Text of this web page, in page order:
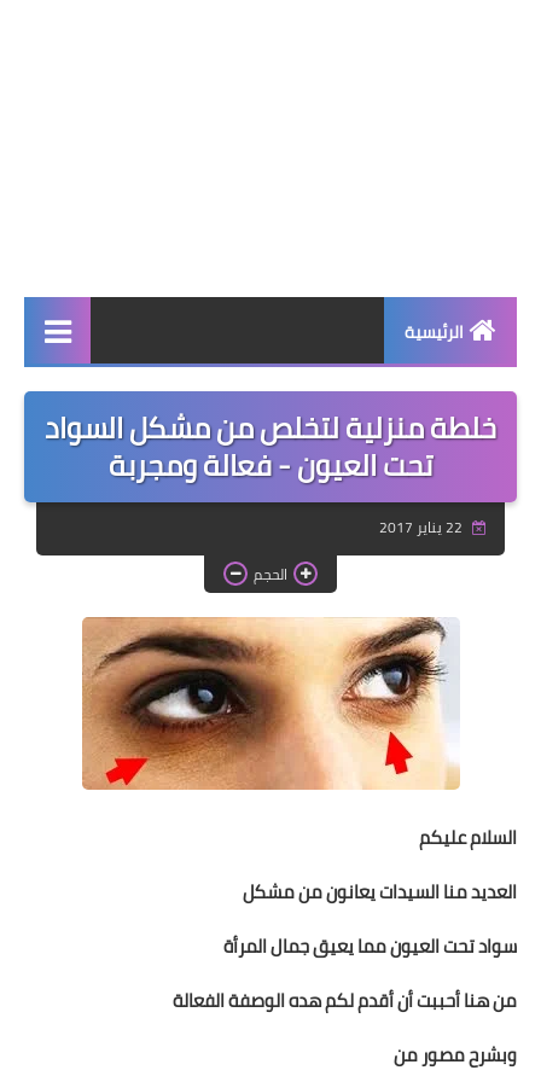
الرئيسية
صحة وجمال
نصائح ومعلومات
الخياطة التقليدية
دروس الراندة للمبتدئات
اللباس التقليدي
خلطة منزلية لتخلص من مشكل السواد
تحت العيون - فعالة ومجربة
الحجم
السلام عليكم
العديد منا السيدات يعانون من مشكل
سواد تحت العيون مما يعيق جمال المرأة
من هنا أحببت أن أقدم لكم هده الوصفة الفعالة
وبشرح مصور من